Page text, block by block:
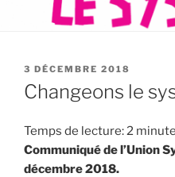
PUBLIÉ
LE
3 DÉCEMBRE 2018
Changeons le
Temps de lecture: 2
Communiqué de l’Union
décembre 2018.